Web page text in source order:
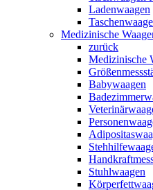
Ladenwaagen
Medizinische
zurück
Medizinische
Babywaagen
Stuhlwaagen